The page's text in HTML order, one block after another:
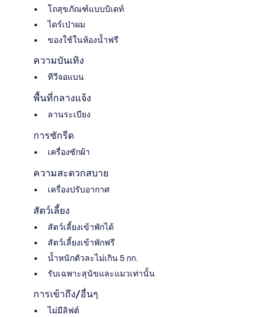
โถสุขภัณฑ์แบบบิเดท์
ไดร์เป่าผม
ของใช้ในห้องน้ำฟรี
ความบันเทิง
ทีวีจอแบน
พื้นที่กลางแจ้ง
ลานระเบียง
การซักรีด
เครื่องซักผ้า
ความสะดวกสบาย
เครื่องปรับอากาศ
สัตว์เลี้ยง
สัตว์เลี้ยงเข้าพักได้
สัตว์เลี้ยงเข้าพักฟรี
น้ำหนักตัวละไม่เกิน 5 กก.
รับเฉพาะสุนัขและแมวเท่านั้น
การเข้าถึง/อื่นๆ
ไม่มีลิฟต์